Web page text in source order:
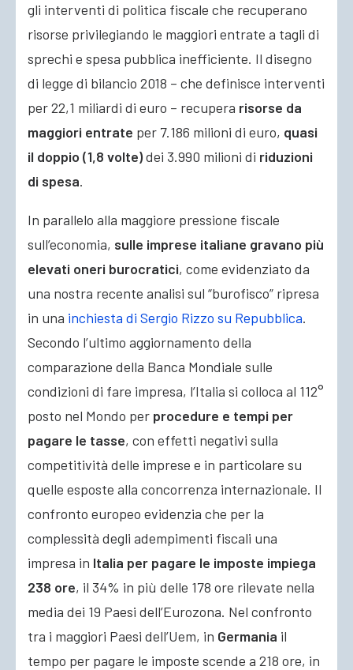
gli interventi di politica fiscale che recuperano
risorse privilegiando le maggiori entrate a tagli di
sprechi e spesa pubblica inefficiente. Il disegno
di legge di bilancio 2018 – che definisce interventi
per 22,1 miliardi di euro – recupera risorse da
maggiori entrate per 7.186 milioni di euro, quasi
il doppio (1,8 volte)dei 3.990 milioni di riduzioni
di spesa.
In parallelo alla maggiore pressione fiscale
sull’economia, sulle imprese italiane gravano più
elevati oneri burocratici, come evidenziato da
una nostra recente analisi sul “burofisco” ripresa
in una inchiesta di Sergio Rizzo su Repubblica.
Secondo l’ultimo aggiornamento della
comparazione della Banca Mondiale sulle
condizioni di fare impresa, l’Italia si colloca al 112°
posto nel Mondo per procedure e tempi per
pagare le tasse, con effetti negativi sulla
competitività delle imprese e in particolare su
quelle esposte alla concorrenza internazionale. Il
confronto europeo evidenzia che per la
complessità degli adempimenti fiscali una
impresa in Italia per pagare le imposte impiega
238 ore, il 34% in più delle 178 ore rilevate nella
media dei 19 Paesi dell’Eurozona. Nel confronto
tra i maggiori Paesi dell’Uem, in Germania il
tempo per pagare le imposte scende a 218 ore, in